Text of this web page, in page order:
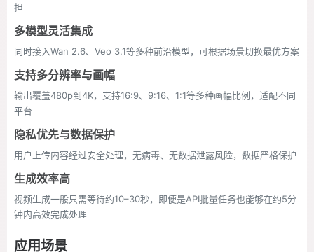
担
多模型灵活集成
同时接入Wan 2.6、Veo 3.1等多种前沿模型，可根据场景切换最优方案
支持多分辨率与画幅
输出覆盖480p到4K，支持16:9、9:16、1:1等多种画幅比例，适配不同
平台
隐私优先与数据保护
用户上传内容经过安全处理，无病毒、无数据泄露风险，数据严格保护
生成效率高
视频生成一般只需等待约10–30秒，即便是API批量任务也能够在约5分
钟内高效完成处理
应用场景